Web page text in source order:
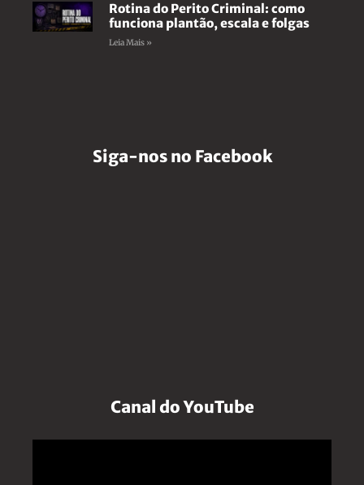
Rotina do Perito Criminal: como
funciona plantão, escala e folgas
Leia Mais »
Siga-nos no Facebook
Canal do YouTube